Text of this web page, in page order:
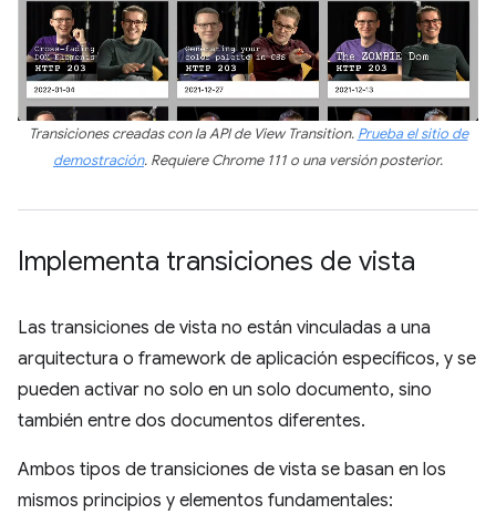
Transiciones creadas con la API de View Transition. Prueba el sitio de
demostración. Requiere Chrome 111 o una versión posterior.
Implementa transiciones de vista
Las transiciones de vista no están vinculadas a una
arquitectura o framework de aplicación específicos, y se
pueden activar no solo en un solo documento, sino
también entre dos documentos diferentes.
Ambos tipos de transiciones de vista se basan en los
mismos principios y elementos fundamentales: